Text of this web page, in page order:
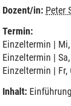
Dozent/in: Peter
Termin:
Einzeltermin |
Einzeltermin |
Einzeltermin |
Inhalt: